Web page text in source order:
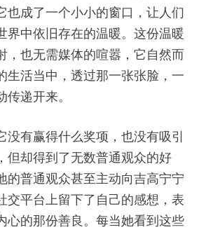
也成了一个小小的窗口，让人们
界中依旧存在的温暖。这份温暖
，也无需媒体的喧嚣，它自然而
生活当中，透过那一张张脸，一
递开来。
没有赢得什么奖项，也没有吸引
但却得到了无数普通观众的好
的普通观众甚至主动向吉高宁宁
交平台上留下了自己的感想，表
心的那份善良。每当她看到这些